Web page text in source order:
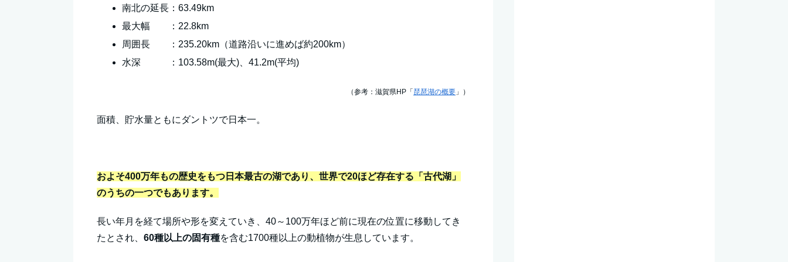
南北の延長：63.49km
最大幅 ：22.8km
周囲長 ：235.20km（道路沿いに進めば約200km）
水深 ：103.58m(最大)、41.2m(平均)
（参考：滋賀県HP「 琵琶湖の概要 」）
面積、貯水量ともにダントツで日本一。
およそ400万年もの歴史をもつ日本最古の湖であり、世界で20ほど存在する「古代湖」
のうちの一つでもあります。
長い年月を経て場所や形を変えていき、40～100万年ほど前に現在の位置に移動してき
たとされ、 60種以上の固有種を含む1700種以上の動植物が生息しています。